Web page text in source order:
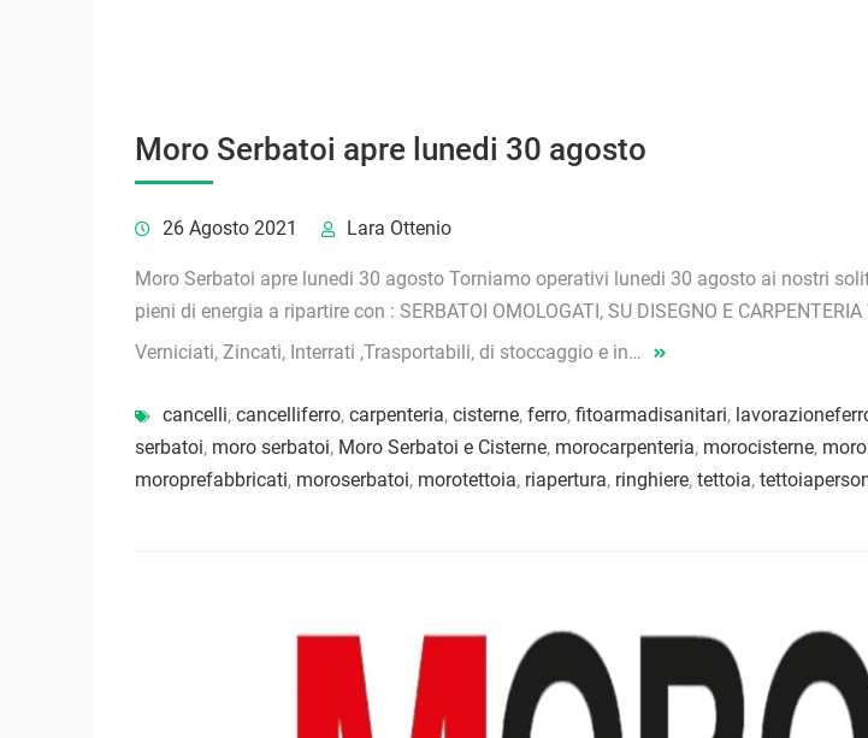
Moro Serbatoi apre lunedi 30 agosto
26 Agosto 2021 Lara Ottenio
Moro Serbatoi apre lunedi 30 agosto Torniamo operativi lunedi 30 agosto ai nostri
pieni di energia a ripartire con : SERBATOI OMOLOGATI, SU DISEGNO E
Verniciati, Zincati, Interrati ,Trasportabili, di stoccaggio e in…
cancelli, cancelliferro, carpenteria, cisterne, ferro, fitoarmadisanitari,
serbatoi, moro serbatoi, Moro Serbatoi e Cisterne, morocarpenteria, morocisterne,
moroprefabbricati, moroserbatoi, morotettoia, riapertura, ringhiere, tettoia,